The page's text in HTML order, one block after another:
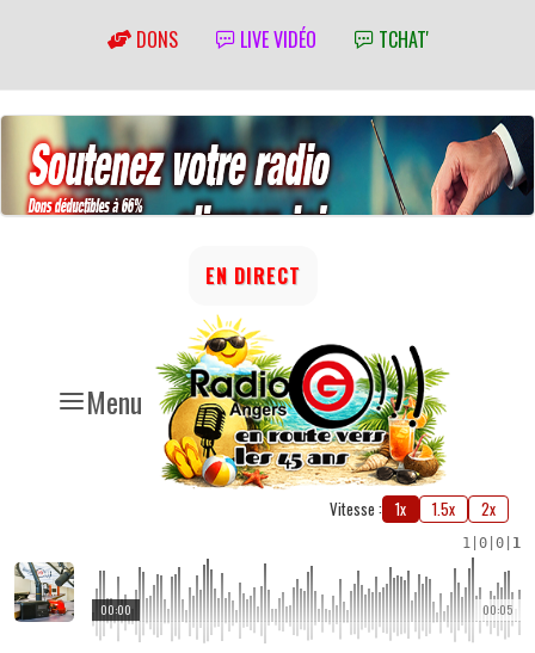
DONS LIVE VIDÉO TCHAT'
Menu
EN DIRECT
Vitesse : 1x 1.5x 2x
1 0 0 1
00:05
00:00